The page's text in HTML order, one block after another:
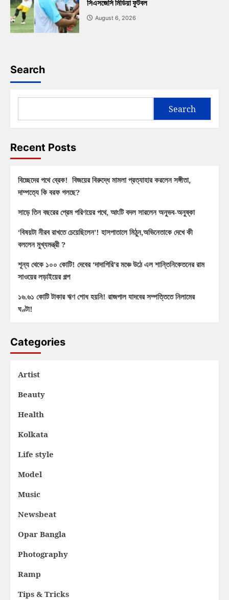
সিএসজেসি মিডিয়া ফুটবল
August 6, 2026
Search
Search
Recent Posts
বিচ্ছেদের পথে ব্রেক! বিজয়ের বিরুদ্ধে মামলা প্রত্যাহার করলেন সঙ্গীতা,
দাম্পত্যে কি বরফ গলছে?
সাড়ে তিন বছরের প্রেম পরিণয়ের পথে, আংটি বদল সারলেন অনুভব-অনুষ্কা
‘বিষয়টা নীরব রাখতে চেয়েছিলেন’! হাসপাতালে মিঠুন,অভিনেতাকে দেখে কী
বললেন মুখ্যমন্ত্রী ?
শূন্য থেকে ১০০ কোটি! দেবের ‘দাদাগিরি’র মঞ্চে উঠে এল শান্তিনিকেতনের রাম
সাওয়ের লড়াইয়ের গল্প
১৬.৬১ কোটি টাকার ঋণ শোধ হয়নি! রাজপাল যাদবের সম্পত্তিতে নিলামের
ঘণ্টা!
Categories
Artist
Beauty
Health
Kolkata
Life style
Model
Music
Newsbeat
Opar Bangla
Photography
Ramp
Tips & Tricks